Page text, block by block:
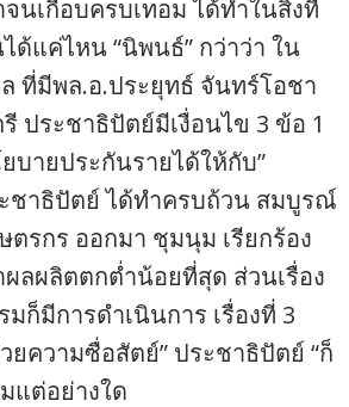
นเกือบครบเทอม ได้ทำในสิ่งที่
ด้แค่ไหน “นิพนธ์” กว่าว่า ใน
ที่มีพล.อ.ประยุทธ์ จันทร์โอชา
ประชาธิปัตย์มีเงื่อนไข 3 ข้อ 1
บายประกันรายได้ให้กับ”
ะชาธิปัตย์ ได้ทำครบถ้วน สมบูรณ์
ตรกร ออกมา ชุมนุม เรียกร้อง
ผลผลิตตกต่ำน้อยที่สุด ส่วนเรื่อง
มก็มีการดำเนินการ เรื่องที่ 3
ยความซื่อสัตย์” ประชาธิปัตย์ “ก็
แต่อย่างใด